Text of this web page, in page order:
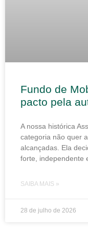
Fundo de
pacto pela
A nossa histórica
categoria não quer
alcançadas. Ela
forte, independente
SAIBA MAIS »
28 de julho de 2026